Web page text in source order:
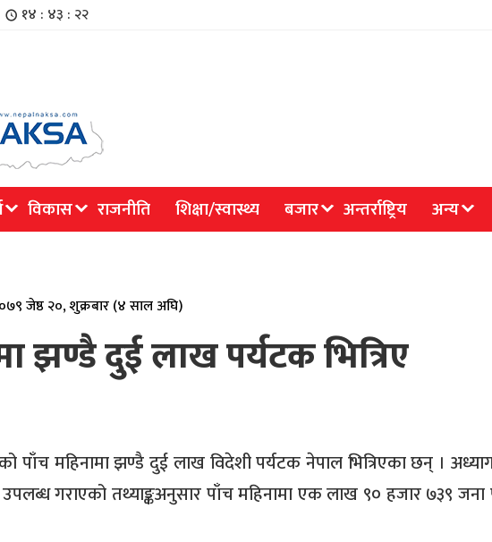
१४ : ४३ : २२
विकास राजनीति शिक्षा/स्वास्थ्य बजार अन्तर्राष्ट्रिय अन्य
जेष्ठ २०, शुक्रबार (४ साल अघि)
झण्डै दुई लाख पर्यटक भित्रिए
पाँच महिनामा झण्डै दुई लाख विदेशी पर्यटक नेपाल भित्रिएका छन् ।
उपलब्ध गराएको तथ्याङ्कअनुसार पाँच महिनामा एक लाख ९० हजार ७३९